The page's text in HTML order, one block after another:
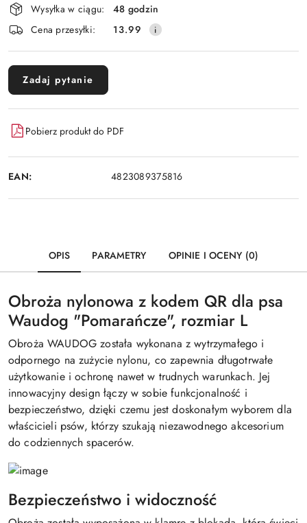
dostawa
Wysyłka w ciągu:
48 godzin
Cena przesyłki:
13.99
Zadaj pytanie
Pobierz produkt do PDF
EAN: 4823089375816
OPIS PARAMETRY OPINIE I OCENY (0)
Obroża nylonowa z kodem QR dla psa
Waudog "Pomarańcze", rozmiar L
Obroża WAUDOG została wykonana z wytrzymałego i
odpornego na zużycie nylonu, co zapewnia długotrwałe
użytkowanie i ochronę nawet w trudnych warunkach. Jej
innowacyjny design łączy w sobie funkcjonalność i
bezpieczeństwo, dzięki czemu jest doskonałym wyborem dla
właścicieli psów, którzy szukają niezawodnego akcesorium
do codziennych spacerów.
Bezpieczeństwo i widoczność